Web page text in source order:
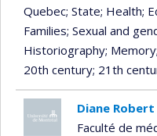
Quebec; State; Health;
Families; Sexual and
Historiography; Memory
20th century; 21th
Diane Robert
Faculté de